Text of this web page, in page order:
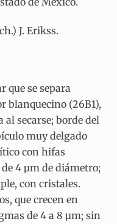
J. Erikss.
que se separa
blanquecino (26B1),
secarse; borde del
muy delgado
con hifas
4 µm de diámetro;
con cristales.
que crecen en
de 4 a 8 µm; sin